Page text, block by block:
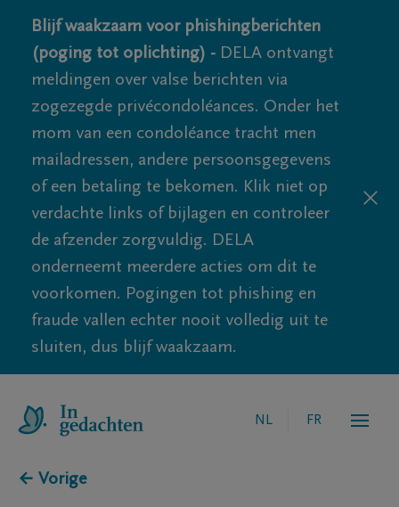
Blijf waakzaam voor phishingberichten
(poging tot oplichting) - DELA ontvangt
meldingen over valse berichten via
zogezegde privécondoléances. Onder het
mom van een condoléance tracht men
mailadressen, andere persoonsgegevens
of een betaling te bekomen. Klik niet op
verdachte links of bijlagen en controleer
de afzender zorgvuldig. DELA
onderneemt meerdere acties om dit te
voorkomen. Pogingen tot phishing en
fraude vallen echter nooit volledig uit te
sluiten, dus blijf waakzaam.
NL FR
← Vorige